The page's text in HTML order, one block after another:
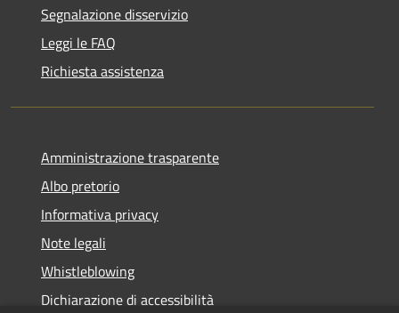
Segnalazione disservizio
Leggi le FAQ
Richiesta assistenza
Amministrazione trasparente
Albo pretorio
Informativa privacy
Note legali
Whistleblowing
Dichiarazione di accessibilità